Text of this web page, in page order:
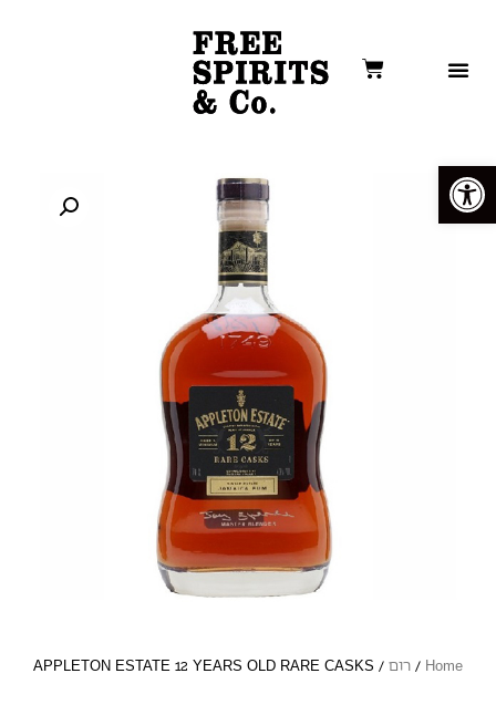
פתח סרגל נגישות
Home
/ רום / APPLETON ESTATE 12 YEARS OLD RARE CASKS